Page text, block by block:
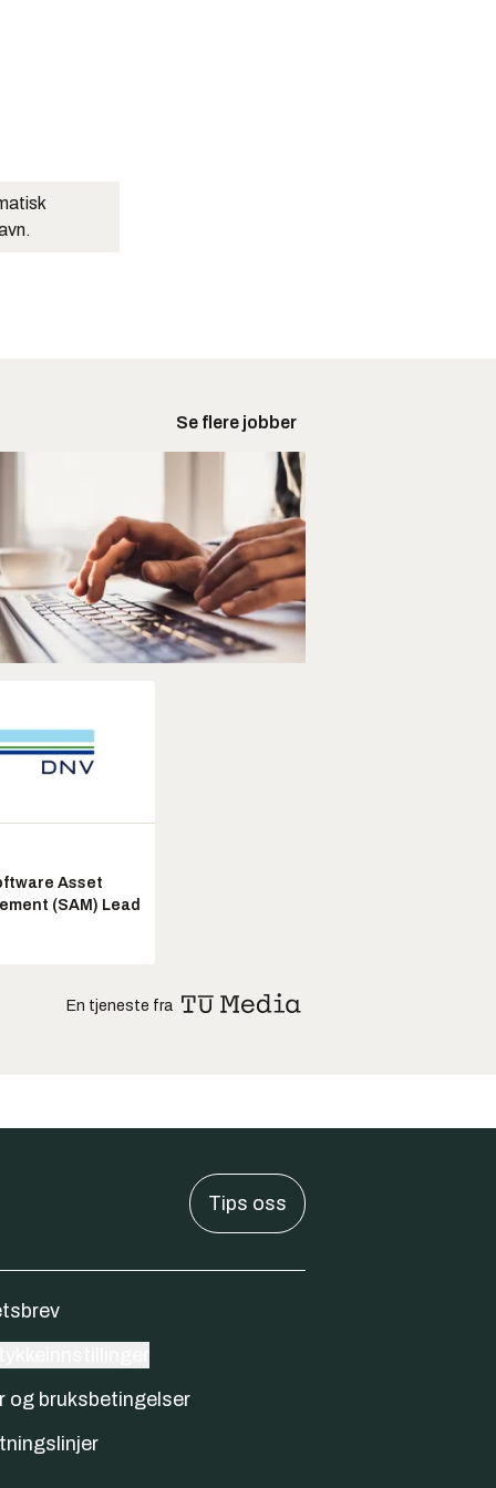
Se flere jobber
Asset
(SAM) Lead
En tjeneste fra
Tips oss
og bruksbetingelser